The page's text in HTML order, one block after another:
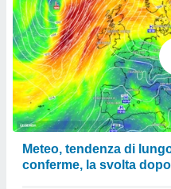
Meteo, tendenza di
conferme, la svolta